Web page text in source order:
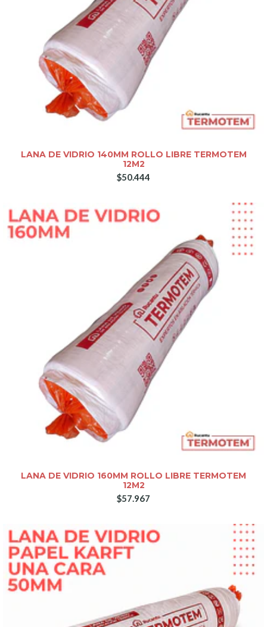
LANA DE VIDRIO 140MM ROLLO LIBRE TERMOTEM
12M2
$50.444
LANA DE VIDRIO 160MM ROLLO LIBRE TERMOTEM
12M2
$57.967